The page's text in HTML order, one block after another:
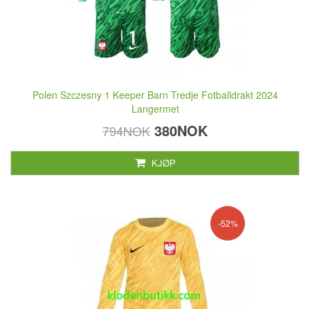
Polen Szczesny 1 Keeper Barn Tredje Fotballdrakt 2024
Langermet
794NOK 380NOK
KJØP
-52%